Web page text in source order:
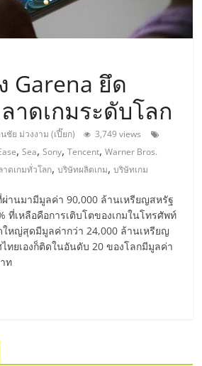
Garena ยึด
าดเกมระดับโลก
ชัย ม่วงงาม (เปี๊ยก)
3,749 views
,Sea,Sony,Tencent,Warner Bros.
าดเกมทั่วโลก,บริษัทผลิตเกม,บริษัทเกม
านมามีมูลค่า 90,000 ล้านเหรียญสหรัฐ
ที่เหลือคือการเติบโตของเกมในโทรศัพท์
หญ่สุดมีมูลค่ากว่า 24,000 ล้านเหรียญ
ทยเองก็ติดในอันดับ 20 ของโลกมีมูลค่า
ท